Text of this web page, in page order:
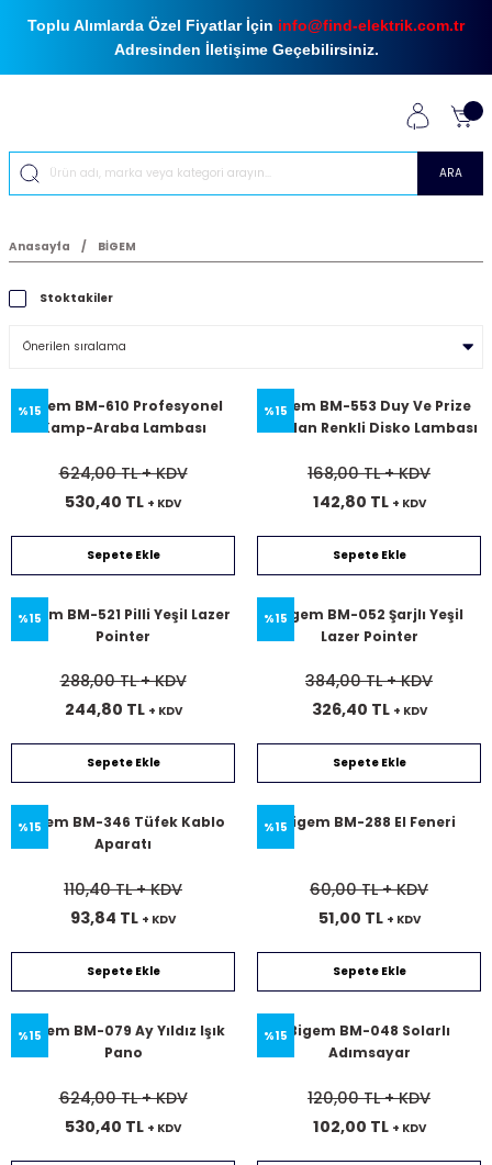
Toplu Alımlarda Özel Fiyatlar İçin info@find-elektrik.com.tr
Adresinden İletişime Geçebilirsiniz.
ARA
Anasayfa BİGEM
Stoktakiler
%15
Bigem BM-610 Profesyonel
Kamp-Araba Lambası
624,00 TL+ KDV
530,40 TL + KDV
Sepete Ekle
%15
Bigem BM-553 Duy Ve Prize
Takılan Renkli Disko Lambası
168,00 TL+ KDV
142,80 TL + KDV
Sepete Ekle
%15
Bigem BM-521 Pilli Yeşil Lazer
Pointer
288,00 TL+ KDV
244,80 TL + KDV
Sepete Ekle
%15Bigem BM-052 Şarjlı Yeşil
Lazer Pointer
384,00 TL+ KDV
326,40 TL + KDV
Sepete Ekle
%15
Bigem BM-346 Tüfek Kablo
Aparatı
110,40 TL+ KDV
93,84 TL + KDV
Sepete Ekle
%15Bigem BM-288 El Feneri
60,00 TL+ KDV
51,00 TL + KDV
Sepete Ekle
%15
Bigem BM-079 Ay Yıldız Işık
Pano
624,00 TL+ KDV
530,40 TL + KDV
%15 Bigem BM-048 Solarlı
Adımsayar
120,00 TL+ KDV
102,00 TL + KDV